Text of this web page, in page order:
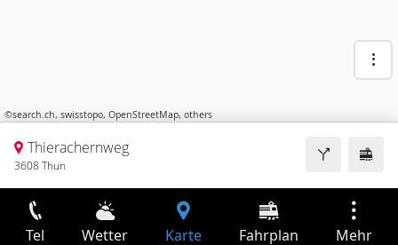
©search.ch, swisstopo, OpenStreetMap, others
Thierachernweg
3608 Thun
Tel Wetter Karte Fahrplan Mehr